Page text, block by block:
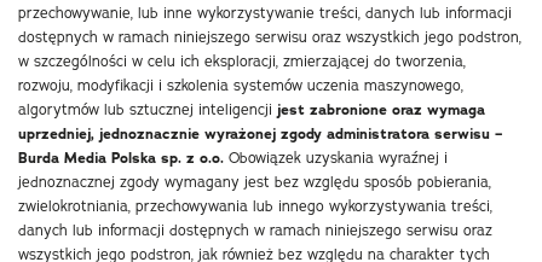
przechowywanie, lub inne wykorzystywanie treści, danych lub informacji
dostępnych w ramach niniejszego serwisu oraz wszystkich jego podstron,
w szczególności w celu ich eksploracji, zmierzającej do tworzenia,
rozwoju, modyfikacji i szkolenia systemów uczenia maszynowego,
algorytmów lub sztucznej inteligencji jest zabronione oraz wymaga
uprzedniej, jednoznacznie wyrażonej zgody administratora serwisu –
Burda Media Polska sp. z o.o. Obowiązek uzyskania wyraźnej i
jednoznacznej zgody wymagany jest bez względu sposób pobierania,
zwielokrotniania, przechowywania lub innego wykorzystywania treści,
danych lub informacji dostępnych w ramach niniejszego serwisu oraz
wszystkich jego podstron, jak również bez względu na charakter tych